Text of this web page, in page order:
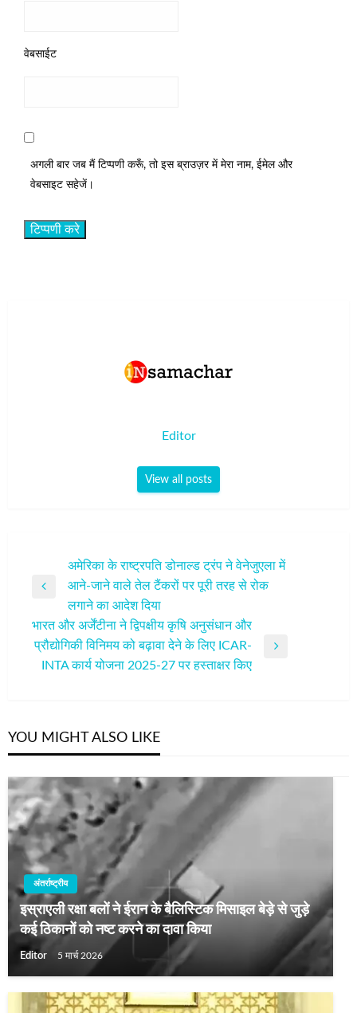
वेबसाईट
अगली बार जब मैं टिप्पणी करूँ, तो इस ब्राउज़र में मेरा नाम, ईमेल और
वेबसाइट सहेजें।
Editor
View all posts
नेविगेशन
अमेरिका के राष्ट्रपति डोनाल्ड ट्रंप ने वेनेजुएला में
आने-जाने वाले तेल टैंकरों पर पूरी तरह से रोक
लगाने का आदेश दिया
Next
भारत और अर्जेंटीना ने द्विपक्षीय कृषि अनुसंधान और
प्रौद्योगिकी विनिमय को बढ़ावा देने के लिए ICAR-
INTA कार्य योजना 2025-27 पर हस्ताक्षर किए
YOU MIGHT ALSO LIKE
अंतर्राष्ट्रीय
इस्राएली रक्षा बलों ने ईरान के बैलिस्टिक मिसाइल बेड़े से जुड़े
कई ठिकानों को नष्ट करने का दावा किया
Editor 5 मार्च 2026